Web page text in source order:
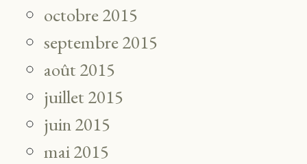
octobre 2015
septembre 2015
août 2015
juillet 2015
juin 2015
mai 2015